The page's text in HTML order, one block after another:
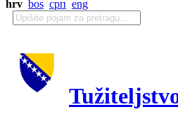
hrv bos срп eng